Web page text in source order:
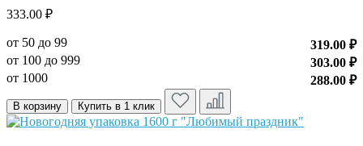
333.00 ₽
от 50 до 99
319.00 ₽
от 100 до 999
303.00 ₽
от 1000
288.00 ₽
В корзину Купить в 1 клик